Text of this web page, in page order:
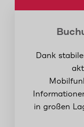
Dank
in großen